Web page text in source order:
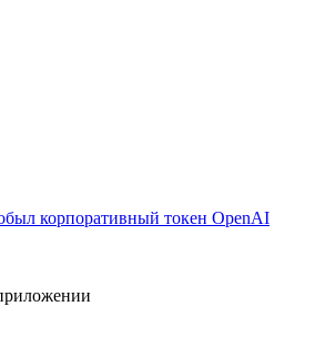
корпоративный токен OpenAI